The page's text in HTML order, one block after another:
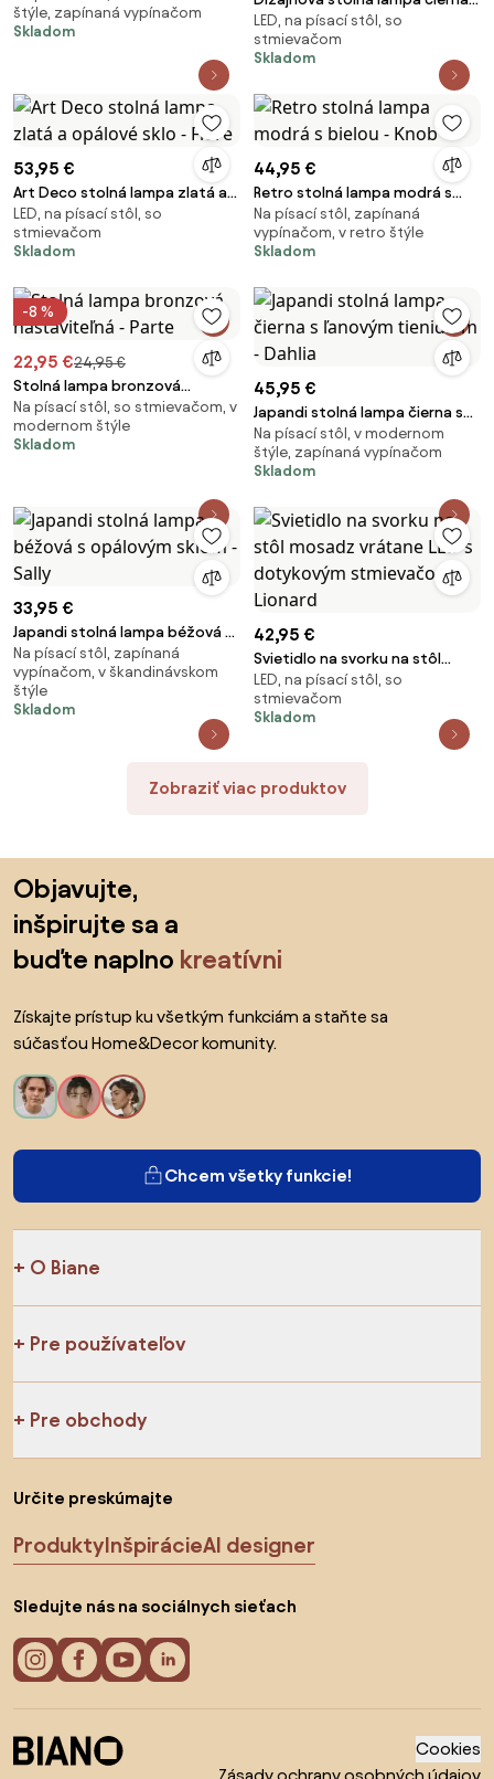
sklom - Umbrella
štýle, zapínaná vypínačom
Skladom
vrátane LED s dotykovým
stmievačom - Palka
LED, na písací stôl, so
stmievačom
Skladom
53,95 €
Art Deco stolná lampa zlatá a
opálové sklo - Flore
LED, na písací stôl, so
stmievačom
Skladom
44,95 €
Retro stolná lampa modrá s
bielou - Knob
Na písací stôl, zapínaná
vypínačom, v retro štýle
Skladom
-8 %
22,95 €24,95 €
Stolná lampa bronzová
nastaviteľná - Parte
Na písací stôl, so stmievačom, v
modernom štýle
Skladom
45,95 €
Japandi stolná lampa čierna s
ľanovým tienidlom - Dahlia
Na písací stôl, v modernom
štýle, zapínaná vypínačom
Skladom
33,95 €
Japandi stolná lampa béžová s
opálovým sklom - Sally
Na písací stôl, zapínaná
vypínačom, v škandinávskom
štýle
Skladom
42,95 €
Svietidlo na svorku na stôl
mosadz vrátane LED s
dotykovým stmievačom -
Lionard
LED, na písací stôl, so
stmievačom
Skladom
Zobraziť viac produktov
Objavujte,
inšpirujte sa a
buďte naplno kreatívni
Získajte prístup ku všetkým funkciám a staňte sa
súčasťou Home&Decor komunity.
Chcem všetky funkcie!
O Biane
Pre používateľov
Pre obchody
Určite preskúmajte
ProduktyInšpirácieAI designer
Sledujte nás na sociálnych sieťach
Cookies